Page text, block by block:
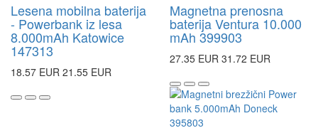
Lesena mobilna baterija
- Powerbank iz lesa
8.000mAh Katowice
147313
18.57 EUR 21.55 EUR
Magnetna prenosna
baterija Ventura 10.000
mAh 399903
27.35 EUR 31.72 EUR